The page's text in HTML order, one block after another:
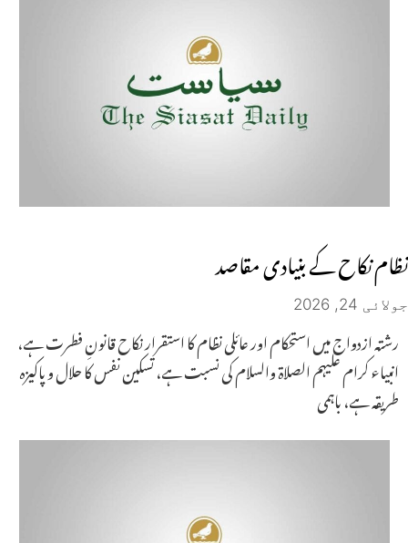
نظام نکاح کے بنیادی مقاصد
جولائی 24, 2026
رشتہ ازدواج میں استحکام اور عائلی نظام کا استقرار نکاح قانونِ فطرت ہے،
انبیاء کرام علیہم الصلاۃ والسلام کی نسبت ہے، تسکین نفس کا حلال و پاکیزہ
طریقہ ہے، باہمی